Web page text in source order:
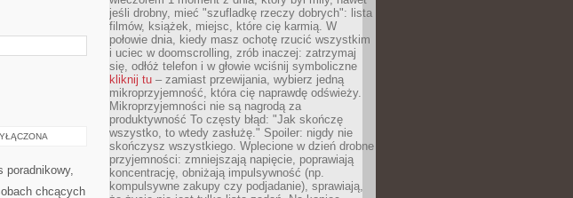
poradnikowy,
chcących
jeśli drobny, mieć "szufladkę rzeczy dobrych": lista
filmów, książek, miejsc, które cię karmią. W
połowie dnia, kiedy masz ochotę rzucić wszystkim
i uciec w doomscrolling, zrób inaczej: zatrzymaj
się, odłóż telefon i w głowie wciśnij symboliczne
kliknij tu – zamiast przewijania, wybierz jedną
mikroprzyjemność, która cię naprawdę odświeży.
Mikroprzyjemności nie są nagrodą za
produktywność To częsty błąd: "Jak skończę
wszystko, to wtedy zasłużę." Spoiler: nigdy nie
skończysz wszystkiego. Wplecione w dzień drobne
przyjemności: zmniejszają napięcie, poprawiają
koncentrację, obniżają impulsywność (np.
kompulsywne zakupy czy podjadanie), sprawiają,